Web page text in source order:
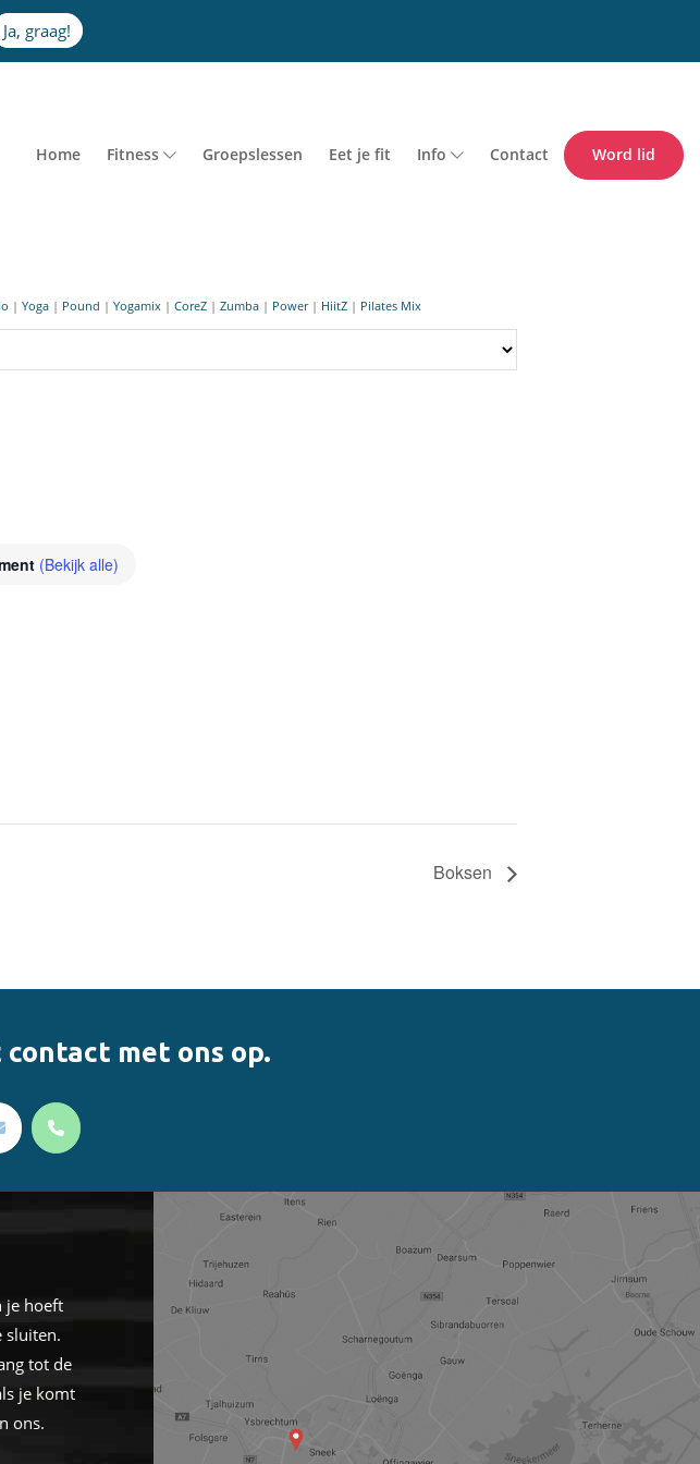
Ja, graag!
Home Fitness Groepslessen Eet je fit Info Contact Word lid
| Yoga| Pound | Yogamix| CoreZ| Zumba| Power| HiitZ| Pilates Mix
(Bekijk alle)
Boksen
contact met ons op.
je hoeft
sluiten.
tot de
je komt
ons.